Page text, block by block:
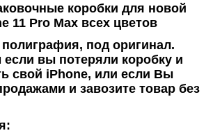
коробки для новой
11 Pro Max всех цветов
полиграфия, под оригинал.
вы потеряли коробку и
свой iPhone, или если Вы
и завозите товар без